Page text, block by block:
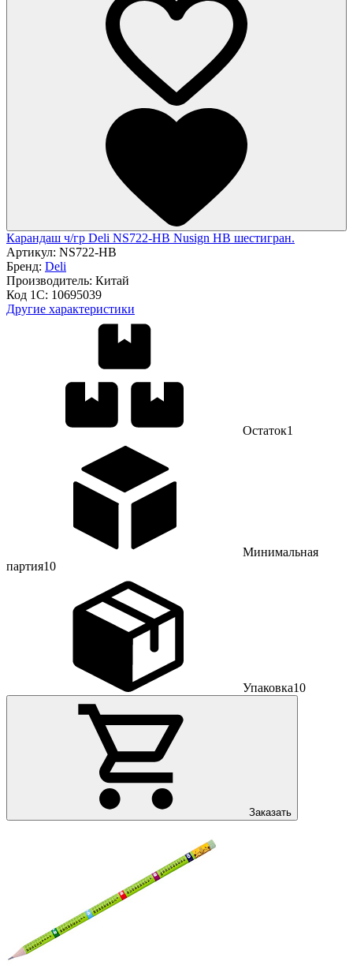
Карандаш ч/гр Deli NS722-HB Nusign HB шестигран.
Артикул: NS722-HB
Бренд: Deli
Производитель: Китай
Код 1С: 10695039
Другие характеристики
Остаток1
Минимальная
партия10
Упаковка10
Заказать